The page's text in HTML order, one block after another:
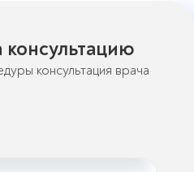
консультация врача